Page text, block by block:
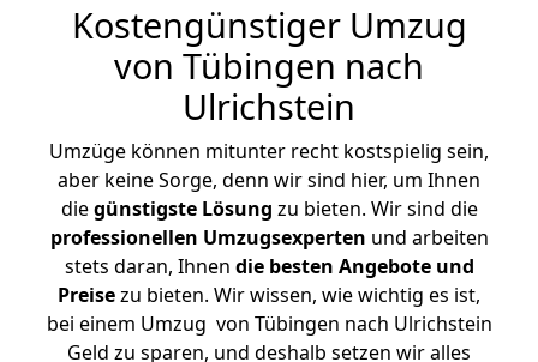
Kostengünstiger Umzug
von Tübingen nach
Ulrichstein
Umzüge können mitunter recht kostspielig sein,
aber keine Sorge, denn wir sind hier, um Ihnen
diegünstigste Lösung zu bieten. Wir sind die
professionellen Umzugsexperten und arbeiten
stets daran, Ihnen die besten Angebote und
Preisezu bieten. Wir wissen, wie wichtig es ist,
bei einem Umzug von Tübingen nach Ulrichstein
Geld zu sparen, und deshalb setzen wir alles